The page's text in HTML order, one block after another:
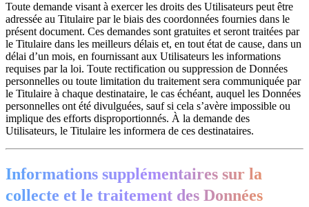
Toute demande visant à exercer les droits des Utilisateurs peut être
adressée au Titulaire par le biais des coordonnées fournies dans le
présent document. Ces demandes sont gratuites et seront traitées par
le Titulaire dans les meilleurs délais et, en tout état de cause, dans un
délai d’un mois, en fournissant aux Utilisateurs les informations
requises par la loi. Toute rectification ou suppression de Données
personnelles ou toute limitation du traitement sera communiquée par
le Titulaire à chaque destinataire, le cas échéant, auquel les Données
personnelles ont été divulguées, sauf si cela s’avère impossible ou
implique des efforts disproportionnés. À la demande des
Utilisateurs, le Titulaire les informera de ces destinataires.
Informations supplémentaires sur la
collecte et le traitement des Données